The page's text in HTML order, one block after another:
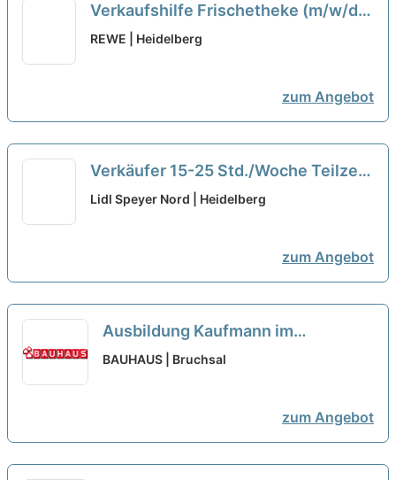
Verkaufshilfe Frischetheke (m/w/d)
neu
REWE | Heidelberg
zum Angebot
Verkäufer 15-25 Std./Woche Teilzeit
(m/w/d) neu
Lidl Speyer Nord | Heidelberg
zum Angebot
Ausbildung Kaufmann im
Einzelhandel oder Verkäufer
BAUHAUS | Bruchsal
zum Angebot